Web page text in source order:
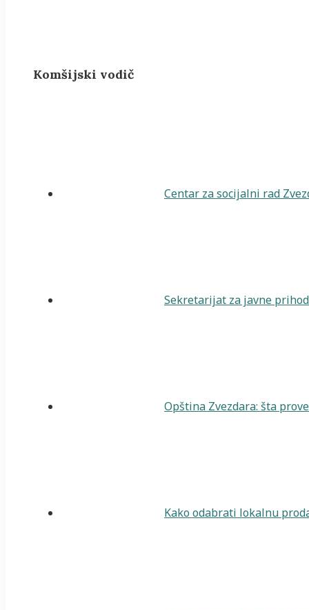
Komšijski vodič
Centar za socijalni rad
Sekretarijat za javne
Opština Zvezdara: šta
Kako odabrati lokalnu